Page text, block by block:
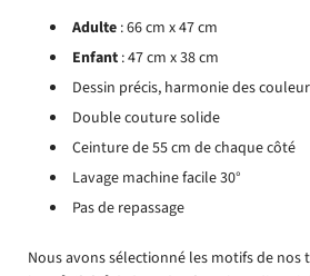
Adulte : 66 cm x 47 cm
Enfant : 47 cm x 38 cm
Dessin précis, harmonie des
Double couture solide
Ceinture de 55 cm de chaque côté
Lavage machine facile 30°
Pas de repassage
Nous avons sélectionné les motifs de nos